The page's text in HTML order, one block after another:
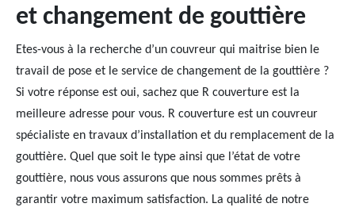
et changement de gouttière
Etes-vous à la recherche d’un couvreur qui maitrise bien le
travail de pose et le service de changement de la gouttière ?
Si votre réponse est oui, sachez que R couverture est la
meilleure adresse pour vous. R couverture est un couvreur
spécialiste en travaux d’installation et du remplacement de la
gouttière. Quel que soit le type ainsi que l’état de votre
gouttière, nous vous assurons que nous sommes prêts à
garantir votre maximum satisfaction. La qualité de notre